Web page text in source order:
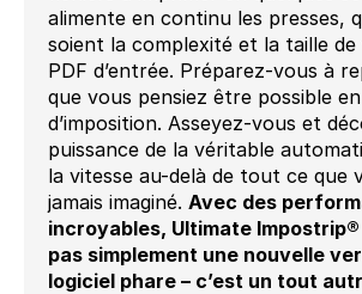
alimente en continu les presses,
soient la complexité et la taille de
PDF d’entrée. Préparez-vous à
que vous pensiez être possible
d’imposition. Asseyez-vous et
puissance de la véritable
la vitesse au-delà de tout ce que
jamais imaginé. Avec des
incroyables, Ultimate Impostrip®
pas simplement une nouvelle
logiciel phare – c’est un tout